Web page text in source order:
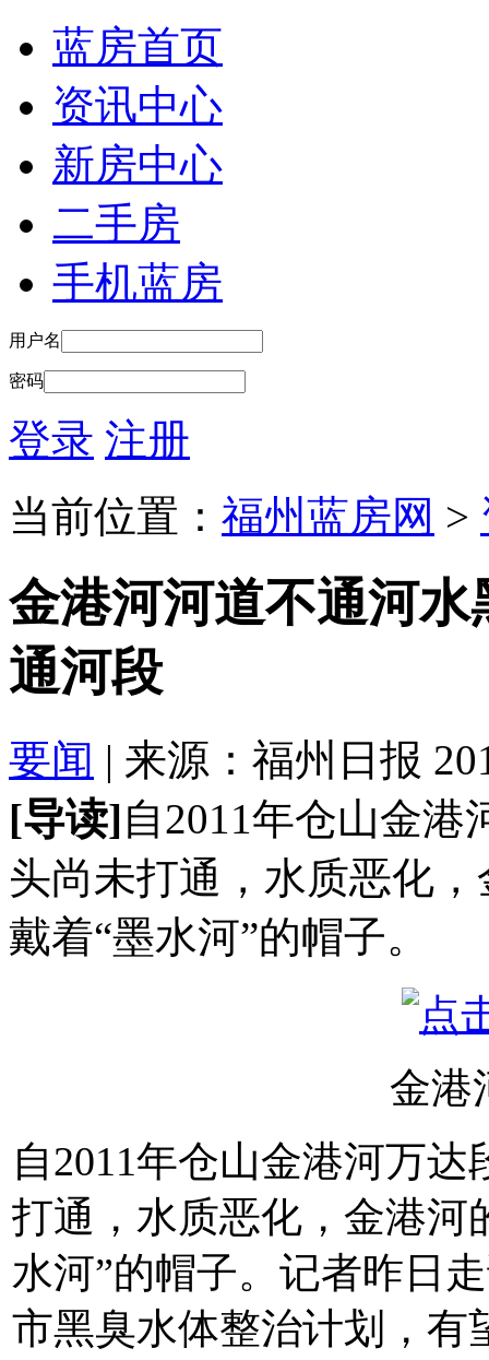
蓝房首页
资讯中心
新房中心
二手房
手机蓝房
用户名
密码
登录 注册
当前位置： 福州蓝房网 >
金港河河道不通河
通河段
要闻 | 来源：福州日报
[导读]自2011年仓山金
头尚未打通，水质恶化
戴着“墨水河”的帽子。
金港
自2011年仓山金港河万
打通，水质恶化，金港河
水河”的帽子。记者昨日
市黑臭水体整治计划，有